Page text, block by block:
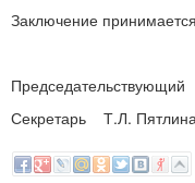
Заключение
Секретарь Т.Л.